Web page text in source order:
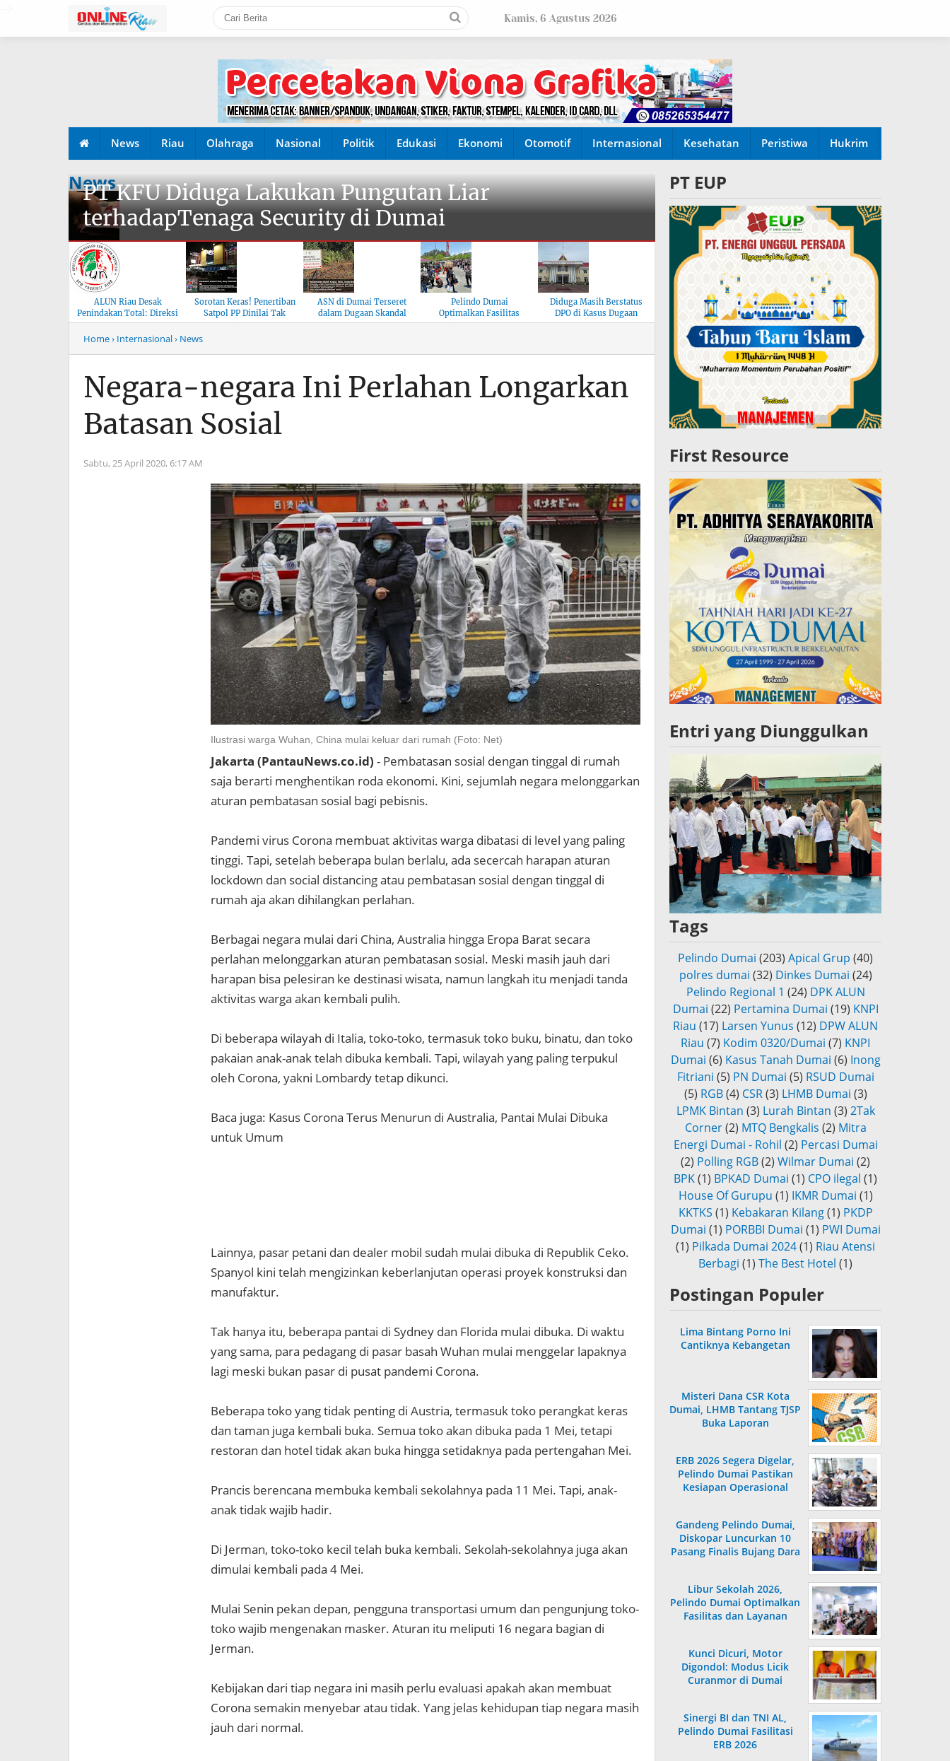
Kamis, 6 Agustus 2026
News Riau Olahraga Nasional Politik Edukasi Ekonomi Otomotif Internasional Kesehatan Peristiwa Hukrim
News
PT KFU Diduga Lakukan Pungutan Liar
terhadapTenaga Security di Dumai
ALUN Riau Desak
Penindakan Total: Direksi
Musim Mas Harus
Bertanggung Jawab
Sorotan Keras! Penertiban
Satpol PP Dinilai Tak
Menyentuh “Kelas Atas”
ASN di Dumai Terseret
dalam Dugaan Skandal
KSO, Integritas Aparatur
Pelindo Dumai
Optimalkan Fasilitas
untuk Kenyamanan Arus
Diduga Masih Berstatus
DPO di Kasus Dugaan
Pemalsuan Paspor, Polres
Home› Internasional› News
Negara-negara Ini Perlahan Longarkan
Batasan Sosial
Sabtu, 25 April 2020, 6:17 AM
Ilustrasi warga Wuhan, China mulai keluar dari rumah (Foto: Net)
Jakarta (PantauNews.co.id) - Pembatasan sosial dengan tinggal di rumah
saja berarti menghentikan roda ekonomi. Kini, sejumlah negara melonggarkan
aturan pembatasan sosial bagi pebisnis.
Pandemi virus Corona membuat aktivitas warga dibatasi di level yang paling
tinggi. Tapi, setelah beberapa bulan berlalu, ada secercah harapan aturan
lockdown dan social distancing atau pembatasan sosial dengan tinggal di
rumah aja akan dihilangkan perlahan.
Berbagai negara mulai dari China, Australia hingga Eropa Barat secara
perlahan melonggarkan aturan pembatasan sosial. Meski masih jauh dari
harapan bisa pelesiran ke destinasi wisata, namun langkah itu menjadi tanda
aktivitas warga akan kembali pulih.
Di beberapa wilayah di Italia, toko-toko, termasuk toko buku, binatu, dan toko
pakaian anak-anak telah dibuka kembali. Tapi, wilayah yang paling terpukul
oleh Corona, yakni Lombardy tetap dikunci.
Baca juga: Kasus Corona Terus Menurun di Australia, Pantai Mulai Dibuka
untuk Umum
Lainnya, pasar petani dan dealer mobil sudah mulai dibuka di Republik Ceko.
Spanyol kini telah mengizinkan keberlanjutan operasi proyek konstruksi dan
manufaktur.
Tak hanya itu, beberapa pantai di Sydney dan Florida mulai dibuka. Di waktu
yang sama, para pedagang di pasar basah Wuhan mulai menggelar lapaknya
lagi meski bukan pasar di pusat pandemi Corona.
Beberapa toko yang tidak penting di Austria, termasuk toko perangkat keras
dan taman juga kembali buka. Semua toko akan dibuka pada 1 Mei, tetapi
restoran dan hotel tidak akan buka hingga setidaknya pada pertengahan Mei.
Prancis berencana membuka kembali sekolahnya pada 11 Mei. Tapi, anak-
anak tidak wajib hadir.
Di Jerman, toko-toko kecil telah buka kembali. Sekolah-sekolahnya juga akan
dimulai kembali pada 4 Mei.
Mulai Senin pekan depan, pengguna transportasi umum dan pengunjung toko-
toko wajib mengenakan masker. Aturan itu meliputi 16 negara bagian di
Jerman.
Kebijakan dari tiap negara ini masih perlu evaluasi apakah akan membuat
Corona semakin menyebar atau tidak. Yang jelas kehidupan tiap negara masih
jauh dari normal.
PT EUP
First Resource
Entri yang Diunggulkan
Tags
Pelindo Dumai (203) Apical Grup (40)
polres dumai (32) Dinkes Dumai (24)
Pelindo Regional 1 (24) DPK ALUN
Dumai (22) Pertamina Dumai (19) KNPI
Riau (17) Larsen Yunus (12) DPW ALUN
Riau (7) Kodim 0320/Dumai (7) KNPI
Dumai (6) Kasus Tanah Dumai (6) Inong
Fitriani (5) PN Dumai (5) RSUD Dumai
(5) RGB (4) CSR (3) LHMB Dumai (3)
LPMK Bintan (3) Lurah Bintan (3) 2Tak
Corner (2) MTQ Bengkalis (2) Mitra
Energi Dumai - Rohil (2) Percasi Dumai
(2) Polling RGB(2) Wilmar Dumai (2)
BPK(1) BPKAD Dumai (1) CPO ilegal (1)
House Of Gurupu (1) IKMR Dumai (1)
KKTKS (1) Kebakaran Kilang (1) PKDP
Dumai (1) PORBBI Dumai (1) PWI Dumai
(1) Pilkada Dumai 2024(1) Riau Atensi
Berbagi (1) The Best Hotel (1)
Postingan Populer
Lima Bintang Porno Ini
Cantiknya Kebangetan
Misteri Dana CSR Kota
Dumai, LHMB Tantang TJSP
Buka Laporan
ERB 2026 Segera Digelar,
Pelindo Dumai Pastikan
Kesiapan Operasional
Gandeng Pelindo Dumai,
Diskopar Luncurkan 10
Pasang Finalis Bujang Dara
Libur Sekolah 2026,
Pelindo Dumai Optimalkan
Fasilitas dan Layanan
Kunci Dicuri, Motor
Digondol: Modus Licik
Curanmor di Dumai
Sinergi BI dan TNI AL,
Pelindo Dumai Fasilitasi
ERB 2026